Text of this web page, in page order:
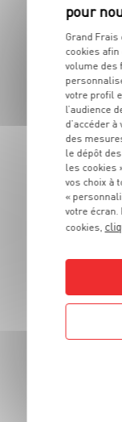
Semoule
Barquette
Grand Frais
cookies
volume des
votre profil
l’audience
d’accéder
des
le dépôt
les cookies
vos choix à
«
votre
cookies,